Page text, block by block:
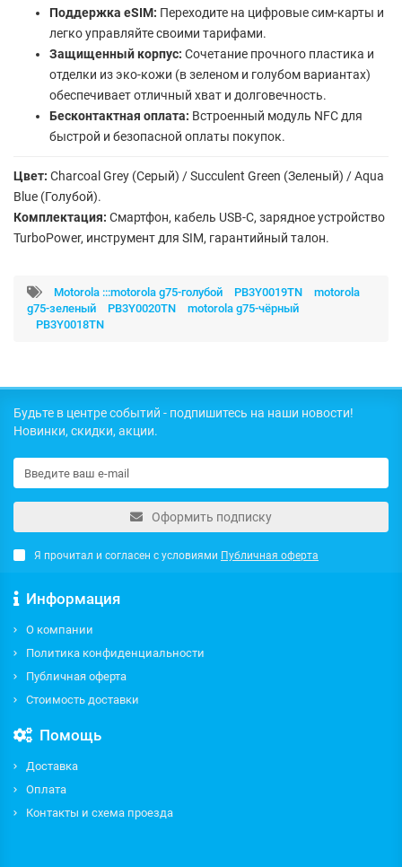
Поддержка eSIM: Переходите на цифровые сим-карты и
легко управляйте своими тарифами.
Защищенный корпус: Сочетание прочного пластика и
отделки из эко-кожи (в зеленом и голубом вариантах)
обеспечивает отличный хват и долговечность.
Бесконтактная оплата: Встроенный модуль NFC для
быстрой и безопасной оплаты покупок.
Цвет: Charcoal Grey (Серый) / Succulent Green (Зеленый) / Aqua
Blue (Голубой).
Комплектация: Смартфон, кабель USB-C, зарядное устройство
TurboPower, инструмент для SIM, гарантийный талон.
Motorola :::motorola g75-голубой PB3Y0019TN
motorola
g75-зеленый
PB3Y0020TN
motorola g75-чёрный
PB3Y0018TN
Будьте в центре событий - подпишитесь на наши новости!
Новинки, скидки, акции.
Оформить подписку
Я прочитал и согласен с условиями Публичная оферта
Информация
О компании
Политика конфиденциальности
Публичная оферта
Стоимость доставки
Помощь
Доставка
Оплата
Контакты и схема проезда